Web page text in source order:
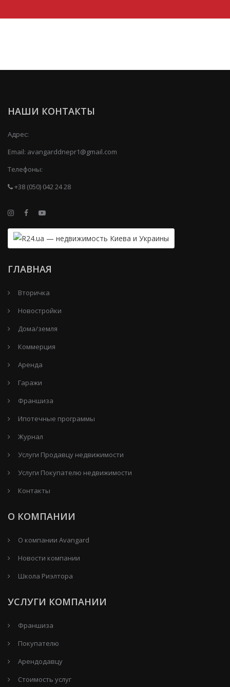
НАШИ КОНТАКТЫ
Адрес:
Email: avangarddnepr1@gmail.com
Телефоны:
+38 (050) 042 24 28
ГЛАВНАЯ
Вторичка
Новостройки
Дома/земля
Коммерция
Аренда
Гаражи
Франшиза
Ипотечные программы
Журнал
Услуги Продавцу недвижимости
Услуги Покупателю недвижимости
Контакты
О КОМПАНИИ
О компании Avangard
Новости компании
Школа Риэлтора
УСЛУГИ КОМПАНИИ
Франшиза
Покупателю
Арендодавцу
Стоимость услуг